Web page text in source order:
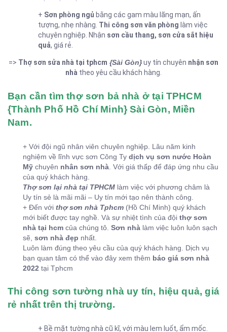
+ Sơn phòng ngủ bằng các gam màu lãng mạn, ấn
tượng, nhẹ nhàng. Thi công sơn văn phòng làm việc
chuyên nghiệp. Nhận sơn cầu thang, sơn cửa sắt hiệu
quả, giá rẻ.
=> Thợ sơn sửa nhà tại tphcm {Sài Gòn}uy tín chuyên nhận sơn
nhà theo yêu cầu khách hàng.
Bạn cần tìm thợ sơn bả nhà ở tại TPHCM
{Thành Phố Hồ Chí Minh} Sài Gòn, Miền
Nam.
+ Với đội ngũ nhân viên chuyên nghiệp. Lâu năm kinh
nghiệm về lĩnh vực sơn Công Ty dịch vụ sơn nước Hoàn
Mỹ chuyên nhân sơn nhà . Với giá thấp để đáp ứng nhu cầu
của quý khách hàng.
Thợ sơn lại nhà tại TPHCM làm việc với phương châm là
Uy tín sẻ là mãi mãi – Uy tín mới tạo nên thành công.
+ Đến với thợ sơn nhà Tphcm (Hồ Chí Minh) quý khách
mới biết được tay nghề. Và sự nhiệt tình của đội thợ sơn
nhà tại hcm của chúng tô. Sơn nhà làm việc luôn luôn sạch
sẽ, sơn nhà đẹp nhất.
Luôn làm đúng theo yêu cầu của quý khách hàng. Dịch vụ
bạn quan tâm có thể vào đây xem thêm báo giá sơn nhà
2022 tại Tphcm
Thi công sơn tường nhà uy tín, hiệu quả, giá
rẻ nhất trên thị trường.
+ Bề mặt tường nhà cũ kĩ, với màu lem luốt, ẩm mốc.